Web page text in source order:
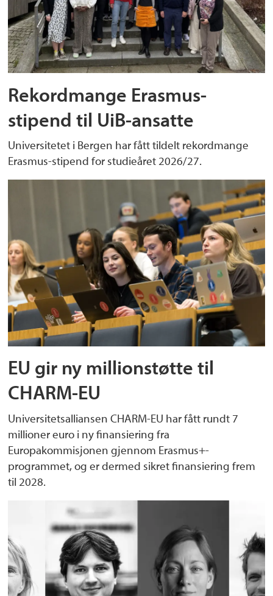
Rekordmange Erasmus-
stipend til UiB-ansatte
Universitetet i Bergen har fått tildelt rekordmange
Erasmus-stipend for studieåret 2026/27.
EU gir ny millionstøtte til
CHARM-EU
Universitetsalliansen CHARM-EU har fått rundt 7
millioner euro i ny finansiering fra
Europakommisjonen gjennom Erasmus+-
programmet, og er dermed sikret finansiering frem
til 2028.